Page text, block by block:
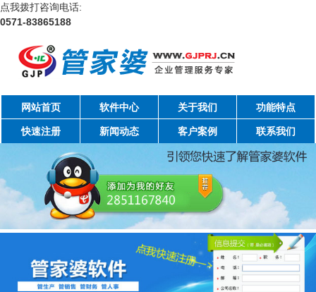
点我拨打咨询电话:
0571-83865188
网站首页 软件中心 关于我们 功能特点
快速注册 新闻动态 客户案例 联系我们